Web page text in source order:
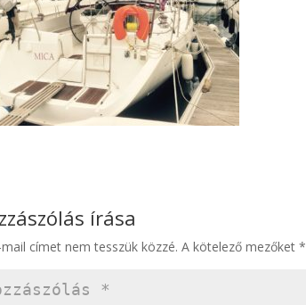
írása
címet nem tesszük közzé. A kötelező mezőket*